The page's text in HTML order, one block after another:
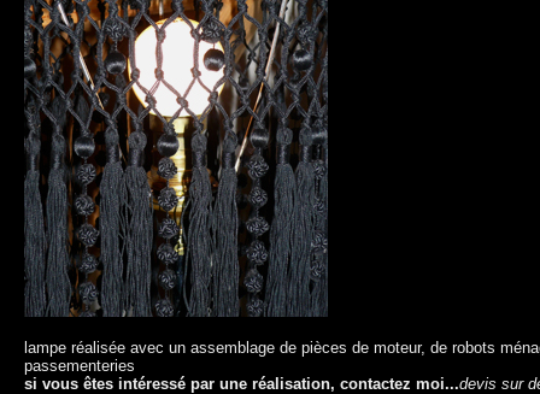
lampe réalisée avec un assemblage de pièces de moteur, de robots
passementeries
si vous êtes intéressé par une réalisation, contactez moi...devis sur